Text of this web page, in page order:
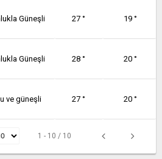
Güneşli 27 ° 19 °
Güneşli 28 ° 20 °
ve güneşli 27 ° 20 °
1 - 10 / 10